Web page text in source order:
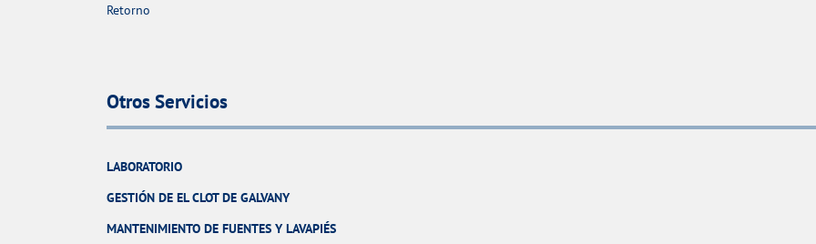
Retorno
Otros Servicios
LABORATORIO
GESTIÓN DE EL CLOT DE GALVANY
MANTENIMIENTO DE FUENTES Y LAVAPIÉS